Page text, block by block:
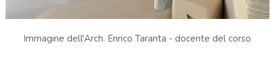
Immagine dell'Arch. Enrico Taranta - docente del corso